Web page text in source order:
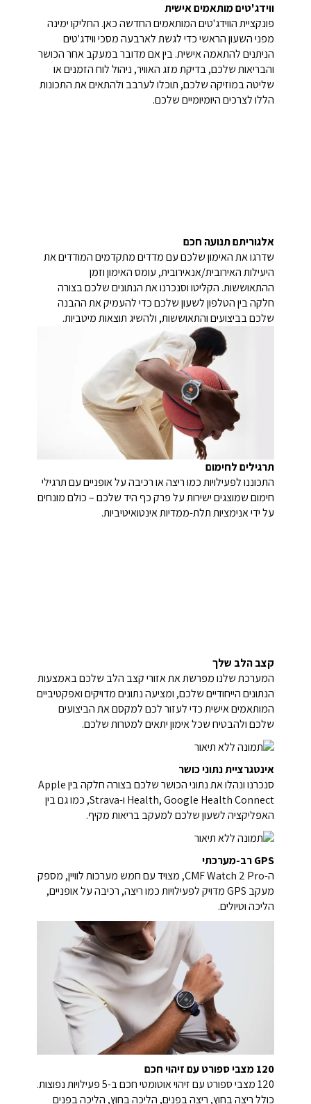
ווידג'טים מותאמים אישית
פונקציית הווידג'טים המותאמים החדשה כאן. החליקו ימינה
מפני השעון הראשי כדי לגשת לארבעה מסכי ווידג'טים
הניתנים להתאמה אישית. בין אם מדובר במעקב אחר הכושר
והבריאות שלכם, בדיקת מזג האוויר, ניהול לוח הזמנים או
שליטה במוזיקה שלכם, תוכלו לערבב ולהתאים את התכונות
הללו לצרכים היומיומיים שלכם.
אלגוריתם תנועה חכם
שדרגו את האימון שלכם עם מדדים מתקדמים המודדים את
היעילות האירובית/אנאירובית, עומס האימון וזמן
ההתאוששות. הקליטו וסנכרנו את הנתונים שלכם בצורה
חלקה בין הטלפון לשעון שלכם כדי להעמיק את ההבנה
שלכם בביצועים והתאוששות, ולהשיג תוצאות מיטביות.
תרגילים לחימום
התכוננו לפעילויות כמו ריצה או רכיבה על אופניים עם תרגילי
חימום שמוצגים ישירות על פרק כף היד שלכם – כולם מונחים
על ידי אנימציות תלת-ממדיות אינטואיטיביות.
קצב הלב שלך
המערכת שלנו מפרשת את אזורי קצב הלב שלכם באמצעות
הנתונים הייחודיים שלכם, ומציעה נתונים מדויקים ואפקטיביים
המותאמים אישית כדי לעזור לכם למקסם את הביצועים
שלכם ולהבטיח שכל אימון יתאים למטרות שלכם.
אינטגרציית נתוני כושר
סנכרנו ונהלו את נתוני הכושר שלכם בצורה חלקה בין Apple
Health, Google Health Connect ו-Strava, כמו גם בין
האפליקציה לשעון שלכם למעקב בריאות מקיף.
GPS רב-מערכתי
ה-CMF Watch 2 Pro, מצויד עם חמש מערכות לוויין, מספק
מעקב GPS מדויק לפעילויות כמו ריצה, רכיבה על אופניים,
הליכה וטיולים.
120 מצבי ספורט עם זיהוי חכם
120 מצבי ספורט עם זיהוי אוטומטי חכם ב-5 פעילויות נפוצות.
כולל ריצה בחוץ, ריצה בפנים, הליכה בחוץ, הליכה בפנים